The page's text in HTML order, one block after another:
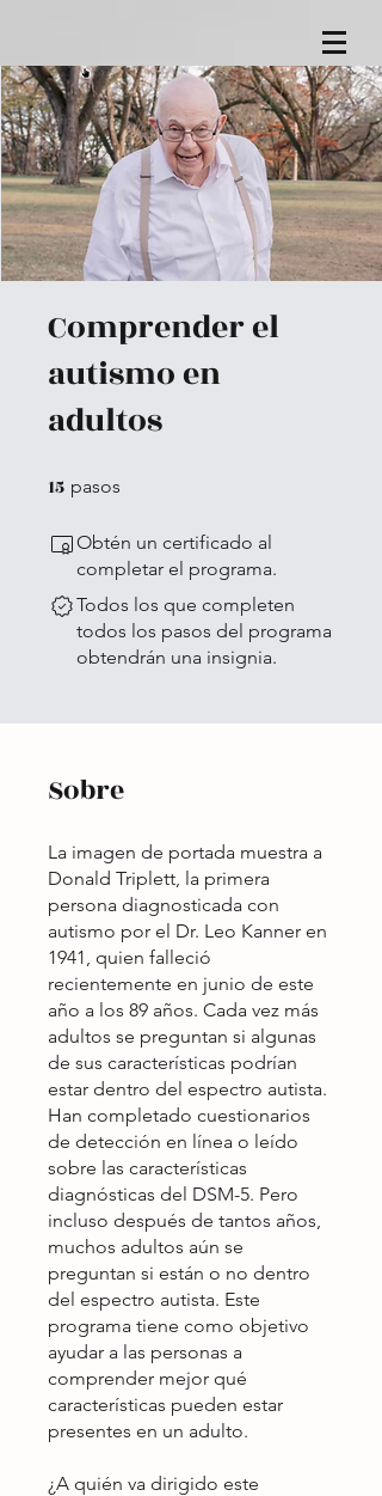
Comprender el
autismo en
adultos
15 pasos
Obtén un certificado al
completar el programa.
Todos los que completen
todos los pasos del programa
obtendrán una insignia.
Sobre
La imagen de portada muestra a
Donald Triplett, la primera
persona diagnosticada con
autismo por el Dr. Leo Kanner en
1941, quien falleció
recientemente en junio de este
año a los 89 años. Cada vez más
adultos se preguntan si algunas
de sus características podrían
estar dentro del espectro autista.
Han completado cuestionarios
de detección en línea o leído
sobre las características
diagnósticas del DSM-5. Pero
incluso después de tantos años,
muchos adultos aún se
preguntan si están o no dentro
del espectro autista. Este
programa tiene como objetivo
ayudar a las personas a
comprender mejor qué
características pueden estar
presentes en un adulto.
¿A quién va dirigido este